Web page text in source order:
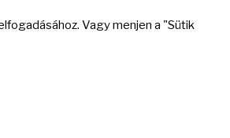
Vagy menjen a "Sütik